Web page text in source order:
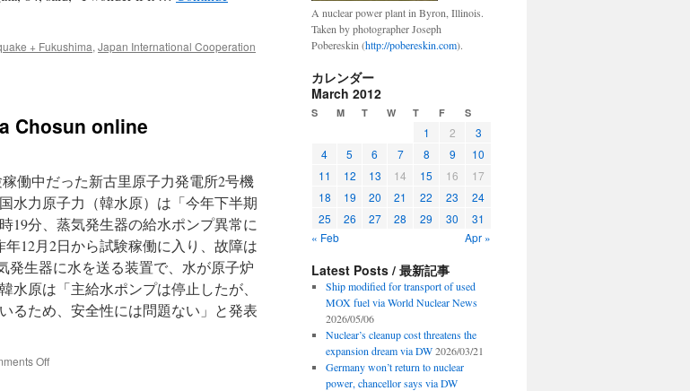
+ Fukushima, Japan International Cooperation
Chosun online
働中だった新古里原子力発電所2号機
水力原子力（韓水原）は「今年下半期
19分、蒸気発生器の給水ポンプ異常に
12月2日から試験稼働に入り、故障は
発生器に水を送る装置で、水が原子炉
原は「主給水ポンプは停止したが、
るため、安全性には問題ない」と発表
Offon
A nuclear power plant in Byron, Illinois.
Taken by photographer Joseph
Pobereskin (http://pobereskin.com).
カレンダー
March 2012
S M T W T F S
1 2
3
4
5 6 7 8 9
10
11
12 13 14 15 16
17
18
19 20 21 22 23
24
25
26 27 28 29 30
31
« Feb
Apr »
Latest Posts / 最新記事
Ship modified for transport of used
MOX fuel via World Nuclear News
2026/05/06
Nuclear’s cleanup cost threatens the
expansion dream via DW 2026/03/21
Germany won’t return to nuclear
power, chancellor says via DW